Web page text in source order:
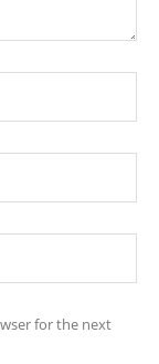
for the next